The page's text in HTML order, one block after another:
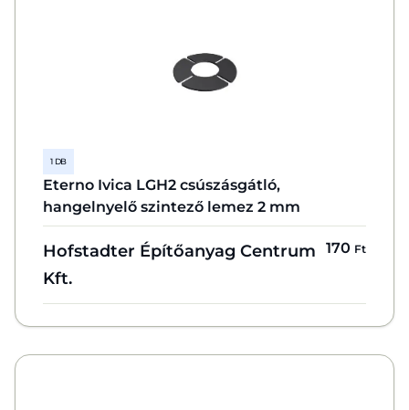
1 DB
Eterno Ivica LGH2 csúszásgátló,
hangelnyelő szintező lemez 2 mm
Hofstadter Építőanyag Centrum
Kft.
170 Ft